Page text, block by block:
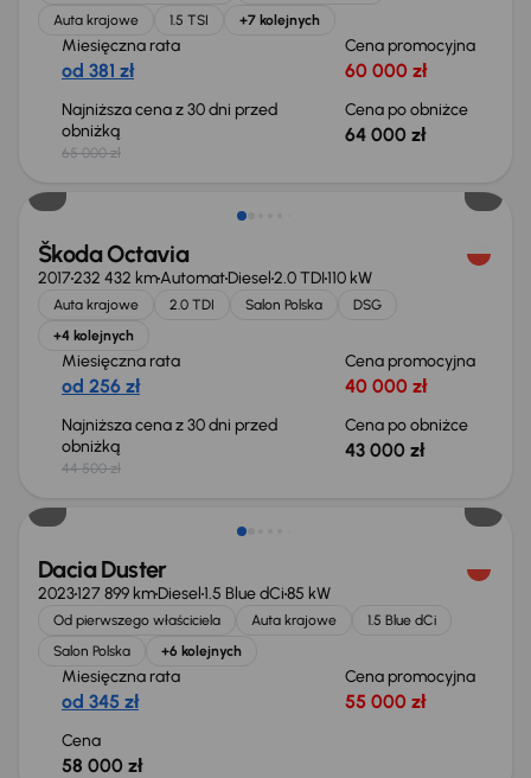
Auta krajowe
1.5 TSI +7 kolejnych
Miesięczna rata
od 381 zł
Cena promocyjna
60 000 zł
Najniższa cena z 30 dni przed
obniżką
65 000 zł
Cena po obniżce
64 000 zł
Taniej o 1 500 zł
Škoda Octavia
2017232 432 kmAutomatDiesel2.0 TDI110 kW
Auta krajowe 2.0 TDI Salon Polska
DSG
+4 kolejnych
Miesięczna rata
od 256 zł
Cena promocyjna
40 000 zł
Najniższa cena z 30 dni przed
obniżką
44 500 zł
Cena po obniżce
43 000 zł
Możliwość odliczenia VAT
Dacia Duster
2023127 899 kmDiesel1.5 Blue dCi85 kW
Od pierwszego właściciela Auta krajowe
1.5 Blue dCi
Salon Polska
+6 kolejnych
Miesięczna rata
od 345 zł
Cena promocyjna
55 000 zł
Cena
58 000 zł